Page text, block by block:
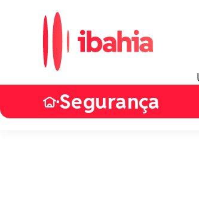
•Segurança